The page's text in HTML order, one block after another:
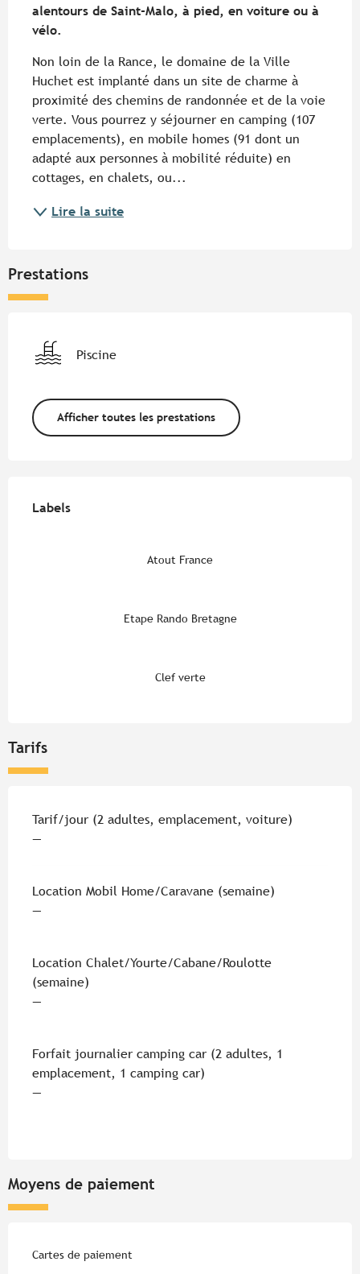
alentours de Saint-Malo, à pied, en voiture ou à
vélo.
Non loin de la Rance, le domaine de la Ville
Huchet est implanté dans un site de charme à
proximité des chemins de randonnée et de la voie
verte. Vous pourrez y séjourner en camping (107
emplacements), en mobile homes (91 dont un
adapté aux personnes à mobilité réduite) en
cottages, en chalets, ou...
Lire la suite
Prestations
Piscine
Afficher toutes les prestations
Labels
Labels
Atout France
Etape Rando Bretagne
Clef verte
Tarifs
Tarifs 2026
Tarif/jour (2 adultes, emplacement, voiture)
—
Location Mobil Home/Caravane (semaine)
—
Location Chalet/Yourte/Cabane/Roulotte
(semaine)
—
Forfait journalier camping car (2 adultes, 1
emplacement, 1 camping car)
—
Moyens de paiement
Cartes de paiement